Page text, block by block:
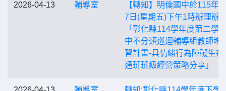
2026-04-13 輔導室
【轉知】明倫國中於115年4
7日(星期五)下午1時辦理辦
「彰化縣114學年度第二學
中不分類巡迴輔導組教師增
習計畫-具情緒行為障礙生在
通班班級經營策略分享」